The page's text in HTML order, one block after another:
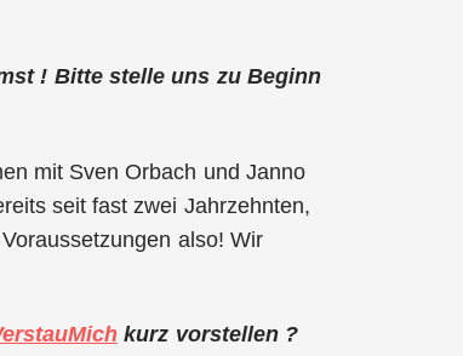
! Bitte stelle uns zu Beginn
mit Sven Orbach und Janno
seit fast zwei Jahrzehnten,
also! Wir
kurz vorstellen ?